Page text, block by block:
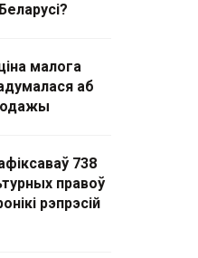
малога
аб
738
правоў
рэпрэсій